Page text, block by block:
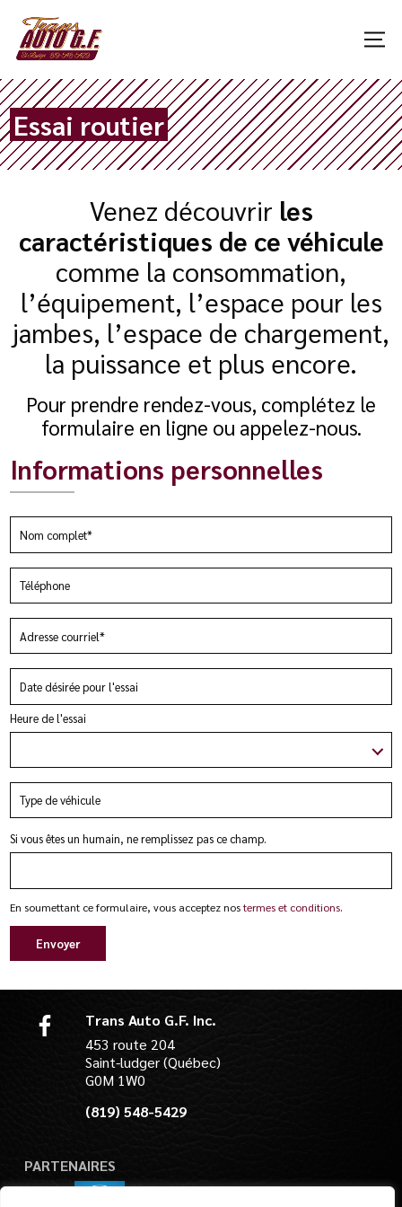
Essai routier
Venez découvrir les
caractéristiques de ce véhicule
comme la consommation,
l’équipement, l’espace pour les
jambes, l’espace de chargement,
la puissance et plus encore.
Pour prendre rendez-vous, complétez le
formulaire en ligne ou appelez-nous.
Informations personnelles
Heure de l'essai
Si vous êtes un humain, ne remplissez pas ce champ.
En soumettant ce formulaire, vous acceptez nostermes et conditions.
Envoyer
Trans Auto G.F. Inc.
453 route 204
Saint-ludger (Québec)
G0M 1W0
(819) 548-5429
PARTENAIRES